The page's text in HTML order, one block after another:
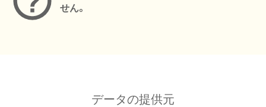
せん。
データの提供元